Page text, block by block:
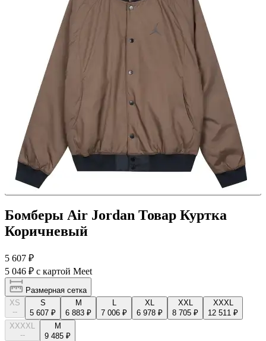
Бомберы Air Jordan Товар Куртка
Коричневый
5 607 ₽
5 046 ₽ с картой Meet
Размерная сетка
XS
--
S
5 607 ₽
M
6 883 ₽
7 006 ₽
XL
6 978 ₽
XXL
8 705 ₽
XXXL
12 511 ₽
XXXXL
--
М
9 485 ₽